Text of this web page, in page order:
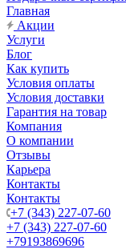
Главная
Акции
Услуги
Блог
Как купить
Условия оплаты
Условия доставки
Гарантия на товар
Компания
О компании
Отзывы
Карьера
Контакты
Контакты
+7 (343) 227-07-60
+7 (343) 227-07-60
+79193869696